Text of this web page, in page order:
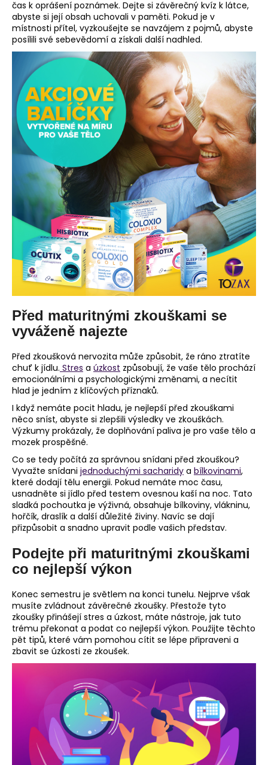
čas k oprášení poznámek. Dejte si závěrečný kvíz k látce,
abyste si její obsah uchovali v paměti. Pokud je v
místnosti přítel, vyzkoušejte se navzájem z pojmů, abyste
posílili své sebevědomí a získali další nadhled.
Před maturitnými zkouškami se
vyváženě najezte
Před zkoušková nervozita může způsobit, že ráno ztratíte
chuť k jídlu. Stres a úzkost způsobují, že vaše tělo prochází
emocionálními a psychologickými změnami, a necítit
hlad je jedním z klíčových příznaků.
I když nemáte pocit hladu, je nejlepší před zkouškami
něco sníst, abyste si zlepšili výsledky ve zkouškách.
Výzkumy prokázaly, že doplňování paliva je pro vaše tělo a
mozek prospěšné.
Co se tedy počítá za správnou snídani před zkouškou?
Vyvažte snídani jednoduchými sacharidy a bílkovinami,
které dodají tělu energii. Pokud nemáte moc času,
usnadněte si jídlo před testem ovesnou kaší na noc. Tato
sladká pochoutka je výživná, obsahuje bílkoviny, vlákninu,
hořčík, draslík a další důležité živiny. Navíc se dají
přizpůsobit a snadno upravit podle vašich představ.
Podejte při maturitnými zkouškami
co nejlepší výkon
Konec semestru je světlem na konci tunelu. Nejprve však
musíte zvládnout závěrečné zkoušky. Přestože tyto
zkoušky přinášejí stres a úzkost, máte nástroje, jak tuto
trému překonat a podat co nejlepší výkon. Použijte těchto
pět tipů, které vám pomohou cítit se lépe připraveni a
zbavit se úzkosti ze zkoušek.